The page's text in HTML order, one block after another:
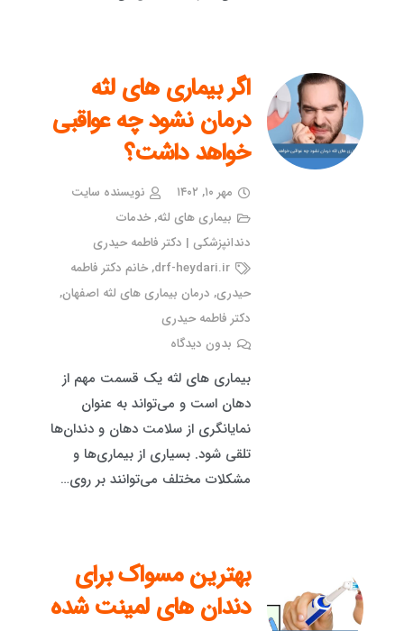
اگر بیماری های لثه
درمان نشود چه عواقبی
خواهد داشت؟
مهر ۱۰, ۱۴۰۲
نویسنده سایت
بیماری های لثه,خدمات
دندانپزشکی | دکتر فاطمه حیدری
drf-heydari.ir
,خانم دکتر فاطمه
حیدری, درمان بیماری های لثه اصفهان,
دکتر فاطمه حیدری
بدون دیدگاه
بیماری های لثه یک قسمت مهم از
دهان است و می‌تواند به عنوان
نمایانگری از سلامت دهان و دندان‌ها
تلقی شود. بسیاری از بیماری‌ها و
مشکلات مختلف می‌توانند بر روی…
بهترین مسواک برای
دندان های لمینت شده